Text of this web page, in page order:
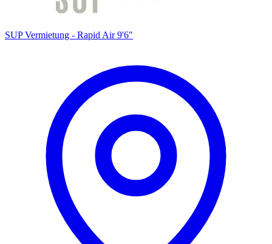
SUP Vermietung - Rapid Air 9'6"